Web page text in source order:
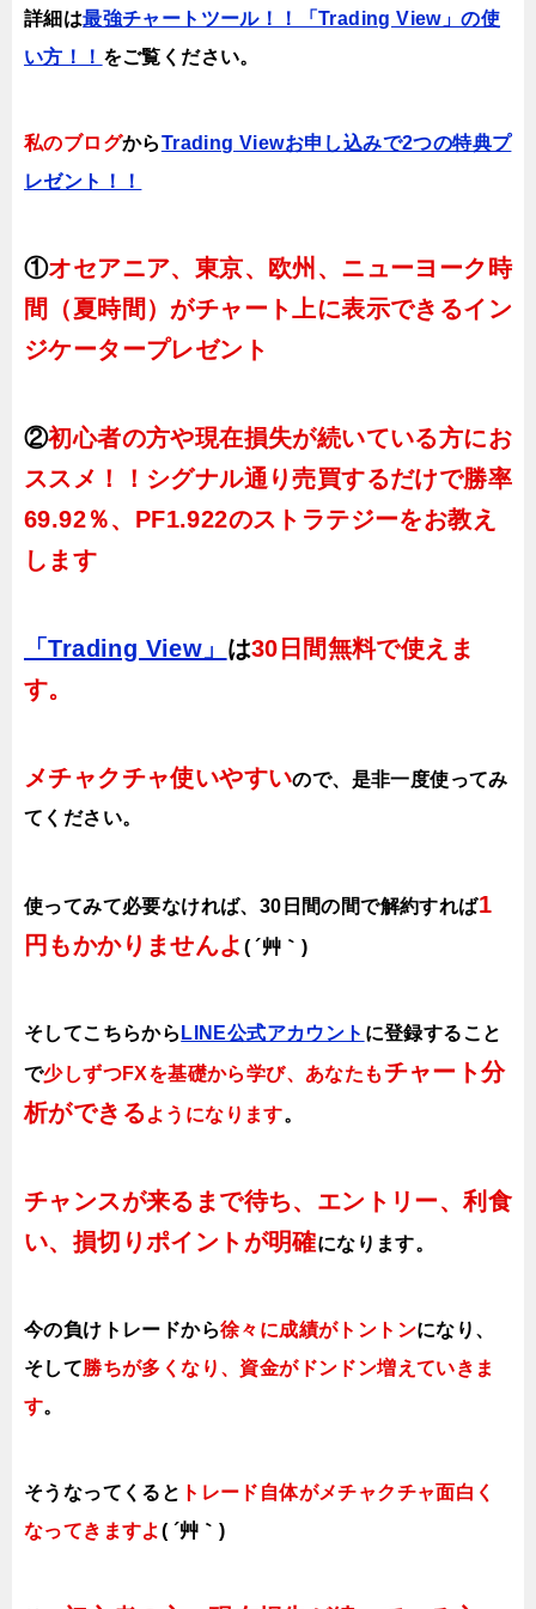
詳細は最強チャートツール！！「Trading View」の使
い方！！ をご覧ください。
私のブログからTrading Viewお申し込みで2つの特典プ
レゼント！！
①オセアニア、東京、欧州、ニューヨーク時
間（夏時間）がチャート上に表示できるイン
ジケータープレゼント
②初心者の方や現在損失が続いている方にお
ススメ！！シグナル通り売買するだけで勝率
69.92％、PF1.922のストラテジーをお教え
します
「Trading View」 は30日間無料で使えま
す。
メチャクチャ使いやすいので、 是非一度使ってみ
てください。
使ってみて必要なければ、30日間の間で解約すれば1
円もかかりませんよ ( ´艸｀)
そしてこちらから LINE公式アカウント に登録すること
で少しずつFXを基礎から学び、あなたも チャート分
析ができるようになります。
チャンスが来るまで待ち、エントリー、利食
い、損切りポイントが明確になります。
今の負けトレードから徐々に成績がトントンになり、
そして勝ちが多くなり、資金がドンドン増えていきま
す。
そうなってくると トレード自体がメチャクチャ面白く
なってきますよ ( ´艸｀)